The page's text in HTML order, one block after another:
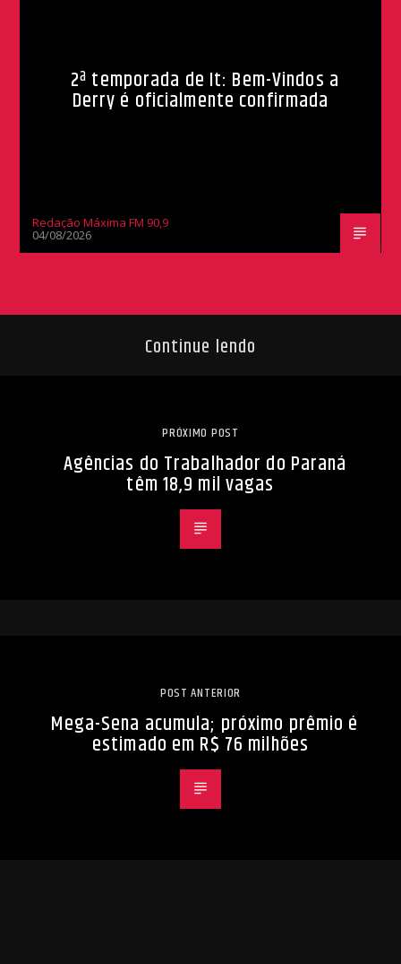
2ª temporada de It: Bem-Vindos a
Derry é oficialmente confirmada
Redação Máxima FM 90,9
04/08/2026
Continue lendo
PRÓXIMO POST
Agências do Trabalhador do Paraná
têm 18,9 mil vagas
POST ANTERIOR
Mega-Sena acumula; próximo prêmio é
estimado em R$ 76 milhões